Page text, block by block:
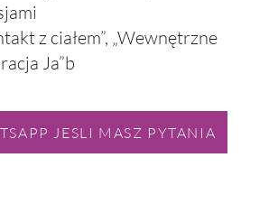
z ciałem”, „Wewnętrzne
Ja”b
JESLI MASZ PYTANIA